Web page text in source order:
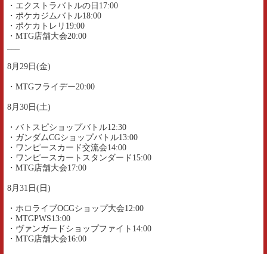
・エクストラバトルの日17:00
・ポケカジムバトル18:00
・ポケカトレリ19:00
・MTG店舗大会20:00
8月29日(金)
・MTGフライデー20:00
8月30日(土)
・バトスピショップバトル12:30
・ガンダムCGショップバトル13:00
・ワンピースカード交流会14:00
・ワンピースカートスタンダード15:00
・MTG店舗大会17:00
8月31日(日)
・ホロライブOCGショップ大会12:00
・MTGPWS13:00
・ヴァンガードショップファイト14:00
・MTG店舗大会16:00